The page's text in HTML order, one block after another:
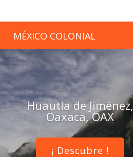
MÉXICO COLONIAL
Huautla de Jiménez,
Oaxaca, OAX
¡ Descubre !